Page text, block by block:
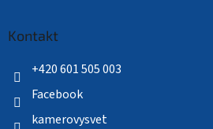
Kontakt
+420 601 505 003
Facebook
kamerovysvet